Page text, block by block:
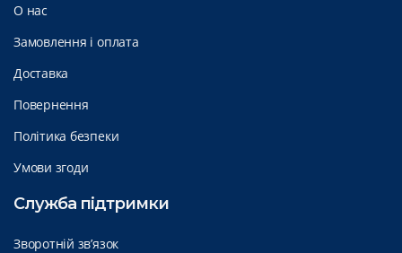
О нас
Замовлення і оплата
Доставка
Повернення
Політика безпеки
Умови згоди
Служба підтримки
Зворотній зв’язок